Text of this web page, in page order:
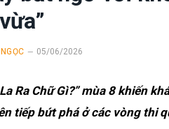
05/06/2026
Ra Chữ Gì?” mùa 8 khiến
tiếp bứt phá ở các vòng thi